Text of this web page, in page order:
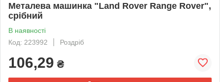
Металева машинка "Land Rover Range Rover",
срібний
В наявності
Код: 223992
Роздріб
106,29 ₴